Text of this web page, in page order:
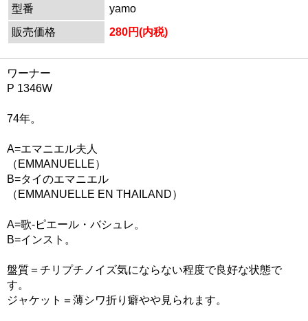
型番
yamo
販売価格
280円(内税)
ワーナー
P 1346W
74年。
A=エマニエル夫人
（EMMANUELLE）
B=タイのエマニエル
（EMMANUELLE EN THAILAND）
A=歌-ピエール・バシュレ。
B=インスト。
盤質＝チリプチノイズ気にならない程度で良好な状態で
す。
ジャケット＝薄シワ折り癖やや見られます。